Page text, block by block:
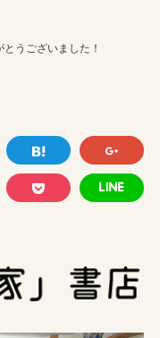
うございました！